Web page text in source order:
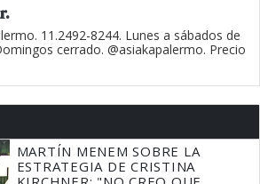
11.2492-8244. Lunes a sábados de
cerrado. @asiakapalermo. Precio
MARTÍN MENEM SOBRE LA
ESTRATEGIA DE CRISTINA